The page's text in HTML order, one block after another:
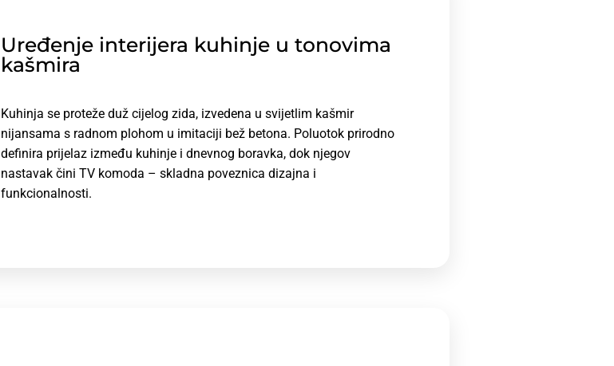
Uređenje interijera kuhinje u tonovima
kašmira
Kuhinja se proteže duž cijelog zida, izvedena u svijetlim kašmir
nijansama s radnom plohom u imitaciji bež betona. Poluotok prirodno
definira prijelaz između kuhinje i dnevnog boravka, dok njegov
nastavak čini TV komoda – skladna poveznica dizajna i
funkcionalnosti.